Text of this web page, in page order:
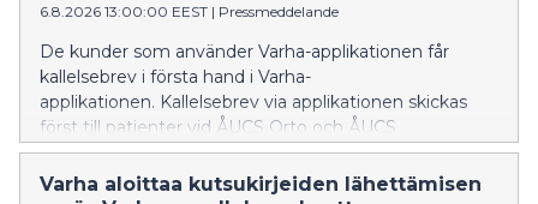
6.8.2026 13:00:00 EEST | Pressmeddelande
De kunder som använder Varha-applikationen får
kallelsebrev i första hand i Varha-
applikationen. Kallelsebrev via applikationen skickas
först till patienter vid ÅUCS Orto och ÅUCS
Hjärtcentret. Utifrån erfarenheterna utvidgas
verksamhetsmodellen senare också till de övriga
Varha aloittaa kutsukirjeiden lähettämisen